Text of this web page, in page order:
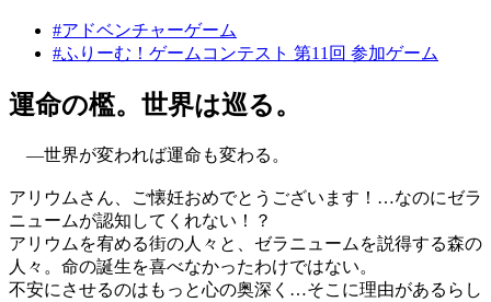
#アドベンチャーゲーム
#ふりーむ！ゲームコンテスト 第11回 参加ゲーム
運命の檻。世界は巡る。
―世界が変われば運命も変わる。
アリウムさん、ご懐妊おめでとうございます！…なのにゼラ
ニュームが認知してくれない！？
アリウムを宥める街の人々と、ゼラニュームを説得する森の
人々。命の誕生を喜べなかったわけではない。
不安にさせるのはもっと心の奥深く…そこに理由があるらし